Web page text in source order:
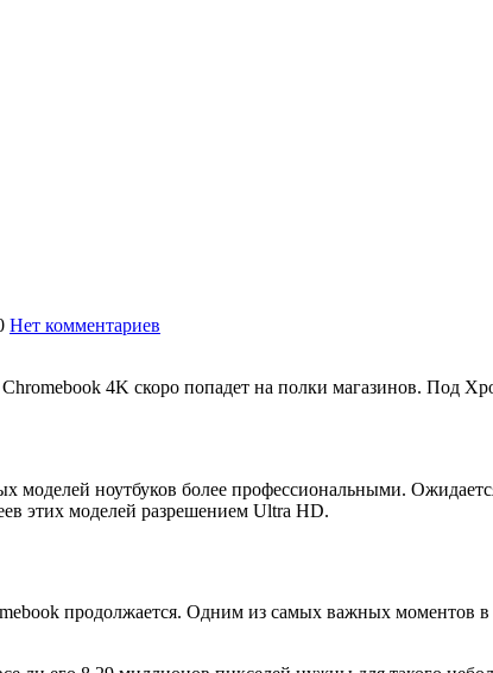
Нет комментариев
4K скоро попадет на полки магазинов. Под
моделей ноутбуков более профессиональными.
этих моделей разрешением Ultra HD.
продолжается. Одним из самых важных моментов